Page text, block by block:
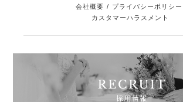
会社概要 / プライバシーポリシー
カスタマーハラスメント